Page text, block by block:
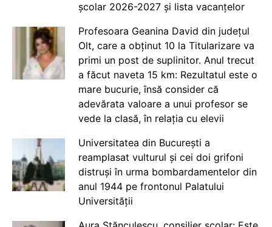
școlar 2026-2027 și lista vacanțelor
Profesoara Geanina David din județul
Olt, care a obținut 10 la Titularizare va
primi un post de suplinitor. Anul trecut
a făcut naveta 15 km: Rezultatul este o
mare bucurie, însă consider că
adevărata valoare a unui profesor se
vede la clasă, în relația cu elevii
Universitatea din București a
reamplasat vulturul și cei doi grifoni
distruși în urma bombardamentelor din
anul 1944 pe frontonul Palatului
Universității